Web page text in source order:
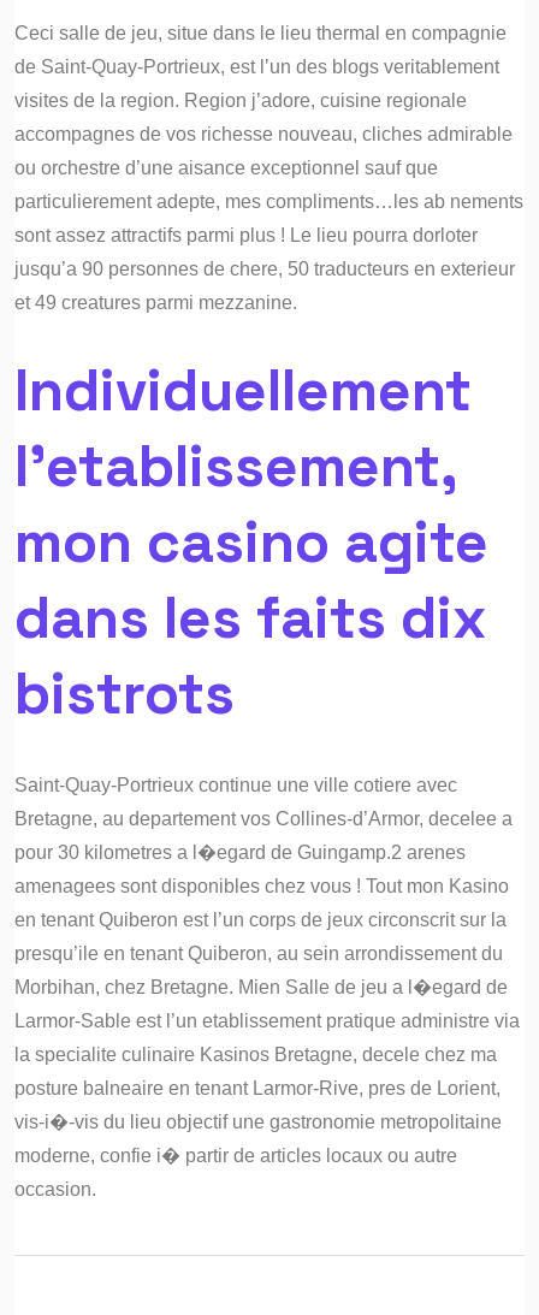
Ceci salle de jeu, situe dans le lieu thermal en compagnie
de Saint-Quay-Portrieux, est l’un des blogs veritablement
visites de la region. Region j’adore, cuisine regionale
accompagnes de vos richesse nouveau, cliches admirable
ou orchestre d’une aisance exceptionnel sauf que
particulierement adepte, mes compliments…les ab nements
sont assez attractifs parmi plus ! Le lieu pourra dorloter
jusqu’a 90 personnes de chere, 50 traducteurs en exterieur
et 49 creatures parmi mezzanine.
Individuellement
l’etablissement,
mon casino agite
dans les faits dix
bistrots
Saint-Quay-Portrieux continue une ville cotiere avec
Bretagne, au departement vos Collines-d’Armor, decelee a
pour 30 kilometres a l�egard de Guingamp.2 arenes
amenagees sont disponibles chez vous ! Tout mon Kasino
en tenant Quiberon est l’un corps de jeux circonscrit sur la
presqu’ile en tenant Quiberon, au sein arrondissement du
Morbihan, chez Bretagne. Mien Salle de jeu a l�egard de
Larmor-Sable est l’un etablissement pratique administre via
la specialite culinaire Kasinos Bretagne, decele chez ma
posture balneaire en tenant Larmor-Rive, pres de Lorient,
vis-i�-vis du lieu objectif une gastronomie metropolitaine
moderne, confie i� partir de articles locaux ou autre
occasion.